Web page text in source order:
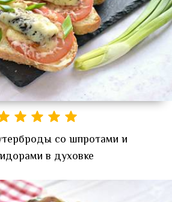
со шпротами и
в духовке